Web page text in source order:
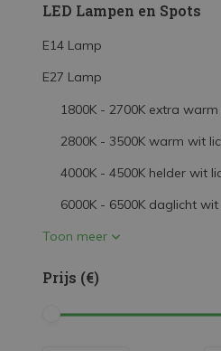
LED TL
LED Plafondlampen
LED Schijnwerpers
LED High Bay lampen
LED Strips
Decoratieve
LED Buitenverlichting
LED Noodverlichting
Installatiemateriaal
LED Lampen en Spots
E14 Lamp
E27 Lamp
1800K - 2700K extra
2800K - 3500K warm wit
4000K - 4500K helder wit
6000K - 6500K daglicht wit
Toon meer
Prijs (€)